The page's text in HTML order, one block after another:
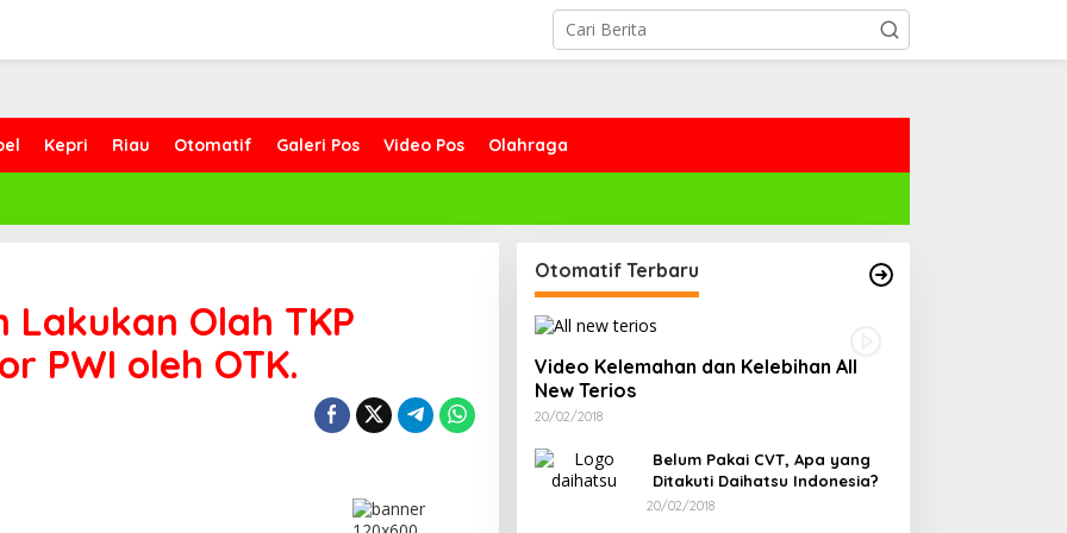
Kepri Riau Otomatif Galeri Pos Video Pos Olahraga
Lakukan Olah TKP
PWI oleh OTK.
Otomatif Terbaru
Video Kelemahan dan Kelebihan All
New Terios
20/02/2018
Belum Pakai CVT, Apa yang
Ditakuti Daihatsu Indonesia?
20/02/2018